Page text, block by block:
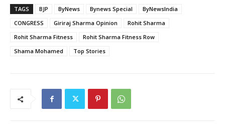
TAGS BJP ByNews Bynews Special
ByNewsIndia
CONGRESS
Giriraj Sharma Opinion
Rohit Sharma
Rohit Sharma Fitness
Rohit Sharma Fitness Row
Shama Mohamed
Top Stories